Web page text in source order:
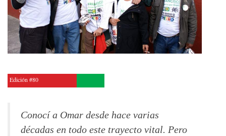
Edición #80
Conocí a Omar desde hace varias
décadas en todo este trayecto vital. Pero